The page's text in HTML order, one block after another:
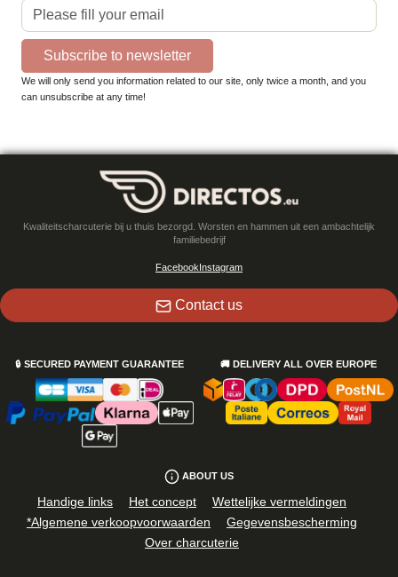
Subscribe to newsletter
We will only send you information related to our site, only twice a month, and you
can unsubscribe at any time!
Kwaliteitscharcuterie bij u thuis bezorgd. Worsten en hammen uit een ambachtelijk
familiebedrijf
FacebookInstagram
Contact us
🔒 SECURED PAYMENT GUARANTEE 🚚 DELIVERY ALL OVER EUROPE
ABOUT US
Handige links Het concept
Wettelijke vermeldingen
*Algemene verkoopvoorwaarden
Gegevensbescherming
Over charcuterie